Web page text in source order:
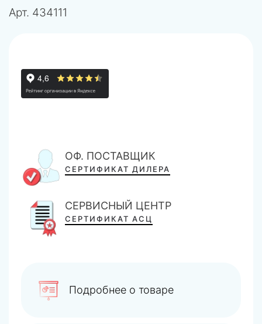
Арт. 434111
ОФ. ПОСТАВЩИК
СЕРТИФИКАТ ДИЛЕРА
СЕРВИСНЫЙ ЦЕНТР
СЕРТИФИКАТ АСЦ
Подробнее о товаре